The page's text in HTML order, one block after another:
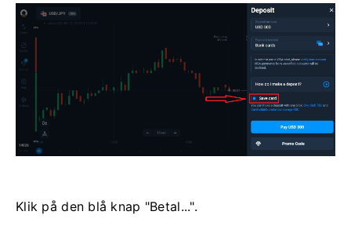
Klik på den blå knap "Betal...".